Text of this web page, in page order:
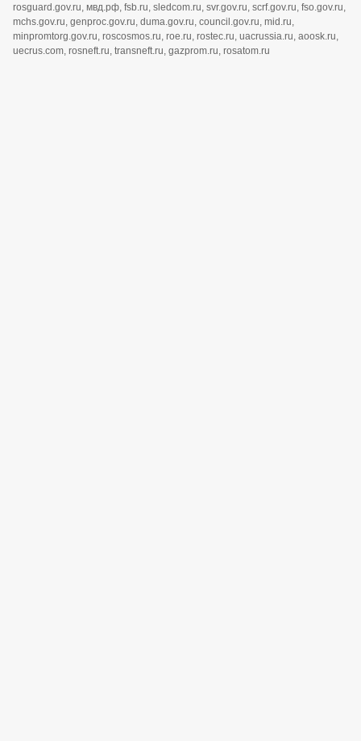
rosguard.gov.ru, мвд.рф, fsb.ru, sledcom.ru, svr.gov.ru, scrf.gov.ru, fso.gov.ru,
mchs.gov.ru, genproc.gov.ru, duma.gov.ru, council.gov.ru, mid.ru,
minpromtorg.gov.ru, roscosmos.ru, roe.ru, rostec.ru, uacrussia.ru, aoosk.ru,
uecrus.com, rosneft.ru, transneft.ru, gazprom.ru, rosatom.ru